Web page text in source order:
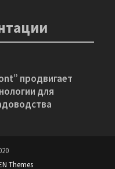
продвигает
для
Themes